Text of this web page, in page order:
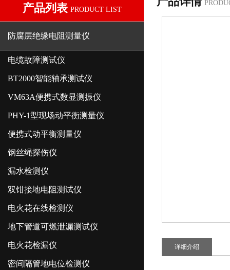
产品列表 PRODUCT LIST
防腐层绝缘电阻测量仪
电缆故障测试仪
BT2000智能轴承测试仪
VM63A便携式数显测振仪
PHY-1型现场动平衡测量仪
便携式动平衡测量仪
钢丝绳探伤仪
漏水检测仪
双钳接地电阻测试仪
电火花在线检测仪
地下管道可燃泄漏测试仪
电火花检漏仪
密间隔管地电位检测仪
详细介绍